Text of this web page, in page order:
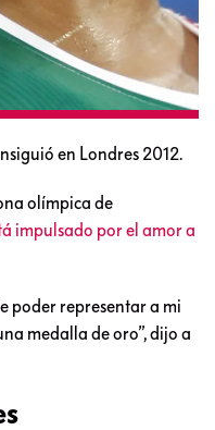
en Londres 2012.
olímpica de
impulsado por el amor a
poder representar a mi
medalla de oro”, dijo a